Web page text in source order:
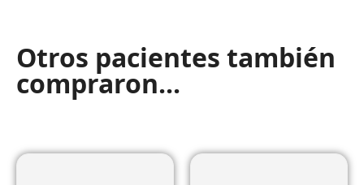
Otros pacientes también
compraron...